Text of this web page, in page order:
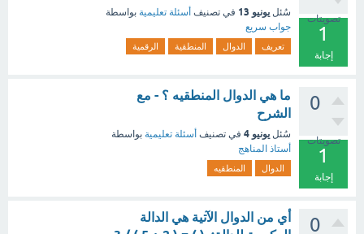
تصويتات
1
إجابة
سُئل يونيو 13 في تصنيف أسئلة تعليمية بواسطة
جواب سريع
تعريف الدوال المنطقية الرقمية
0
تصويتات
1
إجابة
ما هي الدوال المنطقيه ؟ - مع
الشرح
سُئل يونيو 4 في تصنيف أسئلة تعليمية بواسطة
أستاذ المناهج
الدوال المنطقيه
0
أي من الدوال الآتية هي الدالة